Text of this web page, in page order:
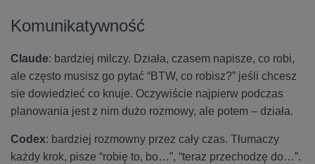
Komunikatywność
Claude: bardziej milczy. Działa, czasem napisze, co robi,
ale często musisz go pytać “BTW, co robisz?” jeśli chcesz
sie dowiedzieć co knuje. Oczywiście najpierw podczas
planowania jest z nim dużo rozmowy, ale potem – działa.
Codex: bardziej rozmowny przez cały czas. Tłumaczy
każdy krok, pisze “robię to, bo…”, “teraz przechodzę do…”.